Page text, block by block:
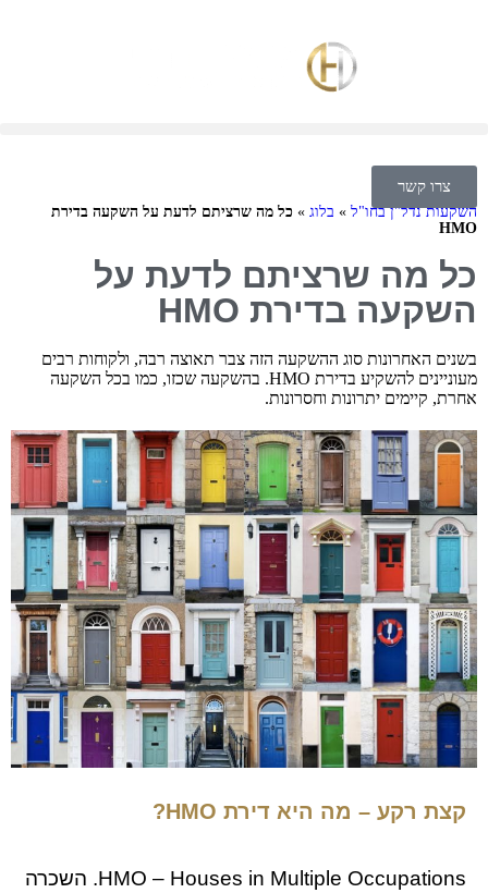
צרו קשר
השקעות נדל"ן בחו"ל » בלוג » כל מה שרציתם לדעת על השקעה בדירת
HMO
כל מה שרציתם לדעת על
השקעה בדירת HMO
בשנים האחרונות סוג ההשקעה הזה צבר תאוצה רבה, ולקוחות רבים
מעוניינים להשקיע בדירת HMO. בהשקעה שכזו, כמו בכל השקעה
אחרת, קיימים יתרונות וחסרונות.
קצת רקע – מה היא דירת HMO?
HMO – Houses in Multiple Occupations. השכרה